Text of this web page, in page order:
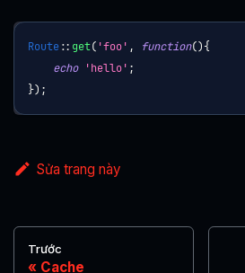
Route:: get( 'foo' , function(){
echo
'hello' ;
}) ;
Sửa trang này
Trước
Cache